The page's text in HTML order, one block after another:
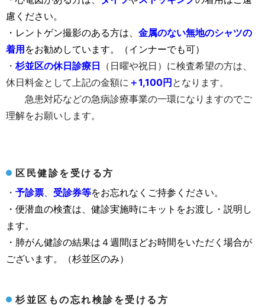
慮ください。
・レントゲン撮影のある方は、 金属のない無地のシャツの
着用をお勧めしています。（インナーでも可）
・ 杉並区の休日診療日 （日曜や祝日）に検査希望の方は、
休日料金として上記の金額に ＋1,100円となります。
急患対応などの急病診療事業の一環になりますのでご
理解をお願いします。
区民健診を受ける方
・ 予診票 受診券等をお忘れなくご持参ください。
・便潜血の検査は、健診実施時にキットをお渡し・説明し
ます。
・肺がん健診の結果は４週間ほどお時間をいただく場合が
ございます。（杉並区のみ）
杉並区もの忘れ検診を受ける方